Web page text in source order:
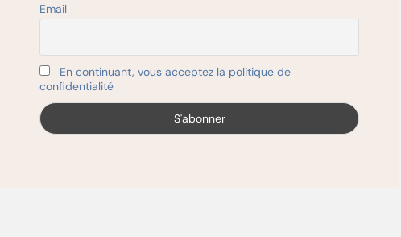
Email
En continuant, vous acceptez la politique de
confidentialité